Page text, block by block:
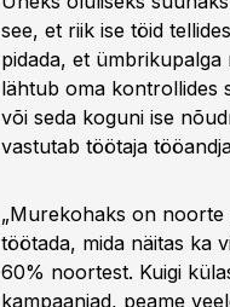
see, et riik ise töid
pidada, et
lähtub oma kontrollides
või seda koguni ise
vastutab töötaja
„Murekohaks on noorte
töötada, mida näitas ka
60% noortest. Kuigi
kampaaniad, peame